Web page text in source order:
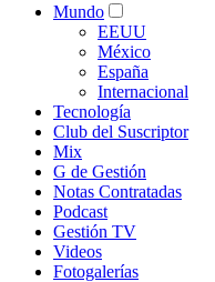
Mundo
EEUU
México
España
Internacional
Tecnología
Club del Suscriptor
Mix
G de Gestión
Notas Contratadas
Podcast
Gestión TV
Videos
Fotogalerías